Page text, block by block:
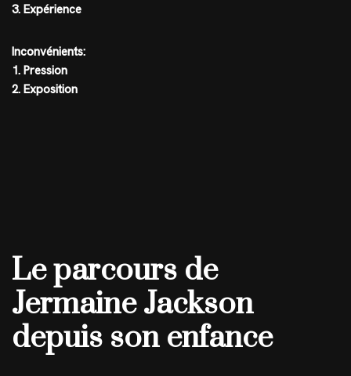
3. Expérience
Inconvénients:
1. Pression
2. Exposition
Le parcours de
Jermaine Jackson
depuis son enfance